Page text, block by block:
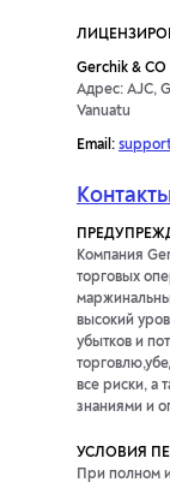
Gerchik &
Адрес: AJC,
Vanuatu
Email:
Компания
торговых
высокий
убытков и
все риски, а
знаниями и
УСЛОВИЯ
При полном